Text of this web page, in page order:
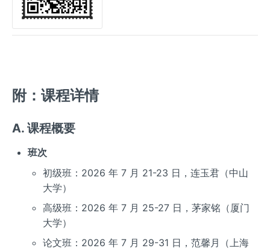
附：课程详情
A. 课程概要
班次
初级班：2026 年 7 月 21-23 日，连玉君（中山
大学）
高级班：2026 年 7 月 25-27 日，茅家铭（厦门
大学）
论文班：2026 年 7 月 29-31 日，范馨月（上海